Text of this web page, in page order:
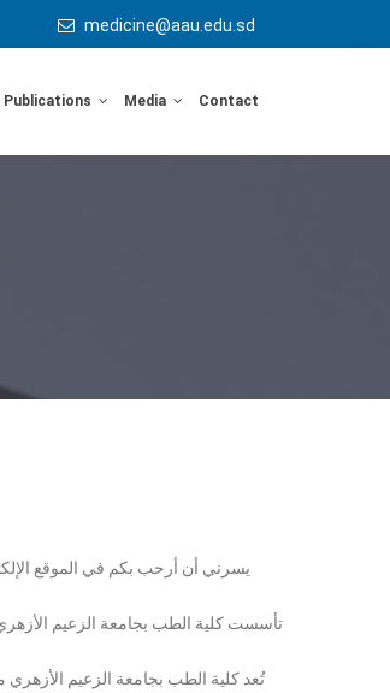
medicine@aau.edu.sd
Publications Media Contact
يسرني أن أرحب بكم في الموقع
تُعد كلية الطب بجامعة الزعيم